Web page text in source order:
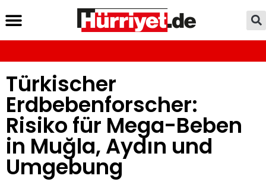
Türkischer
Erdbebenforscher:
Risiko für Mega-Beben
in Muğla, Aydın und
Umgebung